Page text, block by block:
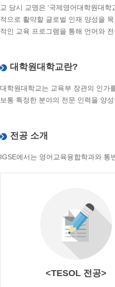
교 당시 교명은 '국제영어대학원대
적으로 활약할 글로벌 인재 양성을
적인 교육 프로그램을 통해 언어와
대학원대학교란?
대학원대학교는 교육부 장관의 인가
보통 특정한 분야의 전문 인력을 양
전공 소개
IGSE에서는 영어교육융합학과와 통
<TESOL 전공>